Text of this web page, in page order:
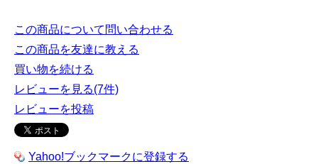
この商品について問い合わせる
この商品を友達に教える
買い物を続ける
レビューを見る(7件)
レビューを投稿
Yahoo!ブックマークに登録する